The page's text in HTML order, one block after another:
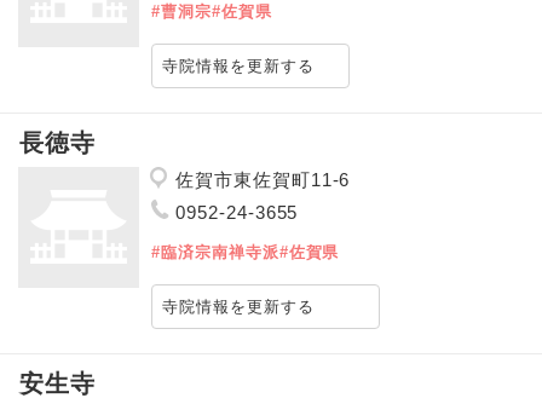
#曹洞宗#佐賀県
寺院情報を更新する
長徳寺
佐賀市東佐賀町11-6
0952-24-3655
#臨済宗南禅寺派#佐賀県
寺院情報を更新する
安生寺